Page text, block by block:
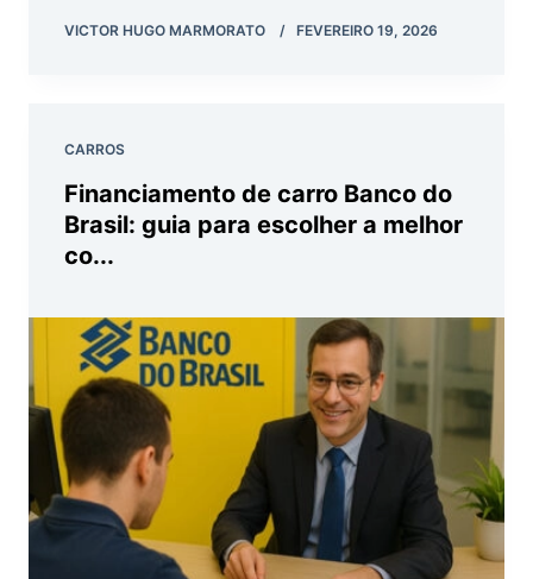
VICTOR HUGO MARMORATO FEVEREIRO 19, 2026
CARROS
Financiamento de carro Banco do
Brasil: guia para escolher a melhor
co...